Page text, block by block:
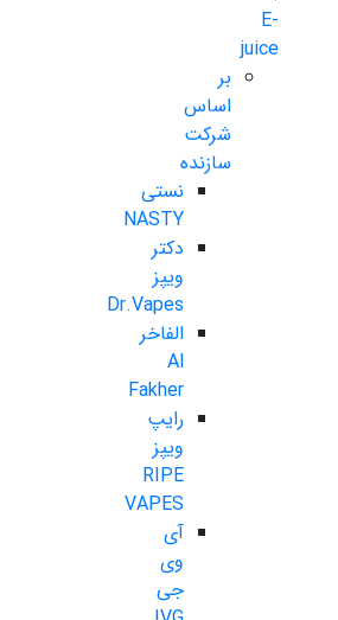
E-
juice
بر
اساس
شرکت
سازنده
نستی
NASTY
دکتر
ویپز
Dr.Vapes
الفاخر
Al
Fakher
رایپ
ویپز
RIPE
VAPES
آی
وی
جی